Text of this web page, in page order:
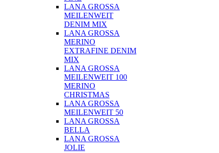
LANA GROSSA
MEILENWEIT
DENIM MIX
LANA GROSSA
MERINO
EXTRAFINE DENIM
MIX
LANA GROSSA
MEILENWEIT 100
MERINO
CHRISTMAS
LANA GROSSA
MEILENWEIT 50
LANA GROSSA
BELLA
LANA GROSSA
JOLIE